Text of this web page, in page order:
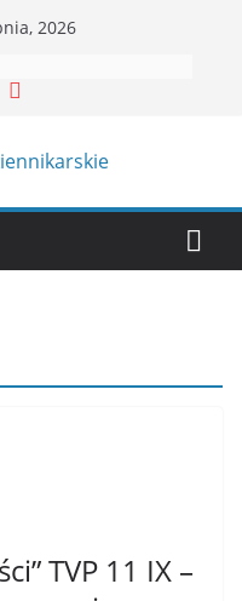
2026
TVP 11 IX –